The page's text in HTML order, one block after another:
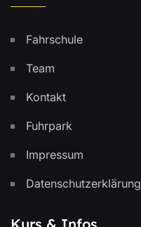
Fahrschule
Team
Kontakt
Fuhrpark
Impressum
Datenschutzerklärung